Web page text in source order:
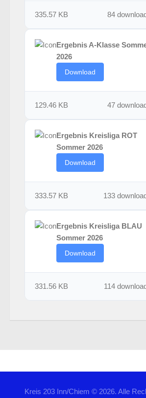
84
335.57 KB
Ergebnis A-Klasse
2026
Download
47
129.46 KB
Ergebnis Kreisliga ROT
Sommer 2026
Download
133
333.57 KB
Ergebnis Kreisliga BLAU
Sommer 2026
Download
114
331.56 KB
Kreis 203 Inn/Chiem © 2026. Alle